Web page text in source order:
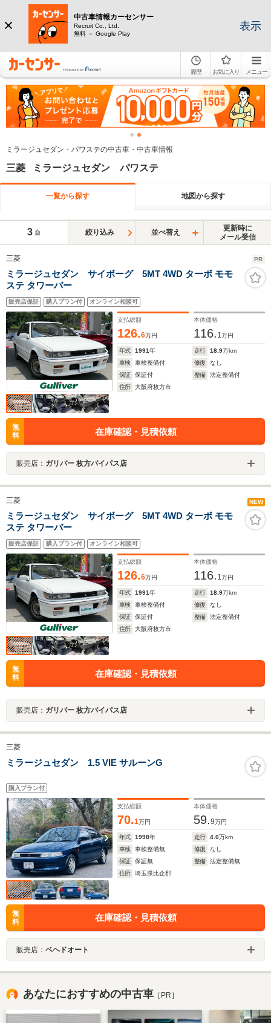
中古車情報カーセンサー
Recruit Co., Ltd.
無料 － Google Play
表示
履歴 お気に入り メニュー
ミラージュセダン・パワステの中古車・中古車情報
三菱 ミラージュセダン パワステ
一覧から探す 地図から探す
3 台 絞り込み 並べ替え
更新時に
メール受信
三菱 PR
ミラージュセダン サイボーグ 5MT 4WD ターボ モモ
ステ タワーバー
販売店保証 購入プラン付 オンライン相談可
支払総額
126.6万円
本体価格
116. 1万円
年式 1991年 走行 18.9万km
車検
車検整備付 修復
なし
保証
保証付 整備
法定整備付
住所
大阪府枚方市
無
料
在庫確認・見積依頼
販売店： ガリバー 枚方バイパス店
三菱 NEW
ミラージュセダン サイボーグ 5MT 4WD ターボ モモ
ステ タワーバー
販売店保証 購入プラン付 オンライン相談可
支払総額
126.6万円
本体価格
116. 1万円
年式 1991年 走行 18.9万km
車検
車検整備付 修復
なし
保証
保証付 整備
法定整備付
住所
大阪府枚方市
無
料
在庫確認・見積依頼
販売店： ガリバー 枚方バイパス店
三菱
ミラージュセダン 1.5 VIE サルーンG
購入プラン付
支払総額
70.1万円
本体価格
59.9万円
年式 1998年 走行 4.0万km
車検
車検整備無 修復
なし
保証
保証無 整備
法定整備無
住所
埼玉県比企郡
無
料
在庫確認・見積依頼
販売店： ベヘドオート
あなたにおすすめの中古車 ［PR］